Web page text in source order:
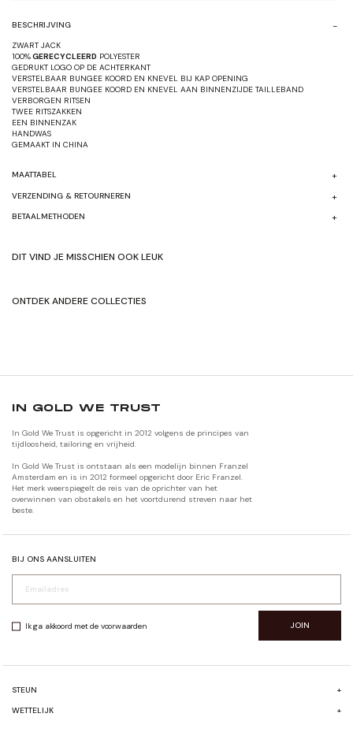
BESCHRIJVING
ZWART JACK
100%GERECYCLEERD POLYESTER
GEDRUKT LOGO OP DE ACHTERKANT
VERSTELBAAR BUNGEE KOORD EN KNEVEL BIJ KAP OPENING
VERSTELBAAR BUNGEE KOORD EN KNEVEL AAN BINNENZIJDE TAILLEBAND
VERBORGEN RITSEN
TWEE RITSZAKKEN
EEN BINNENZAK
HANDWAS
GEMAAKT IN CHINA
MAATTABEL
VERZENDING & RETOURNEREN
BETAALMETHODEN
DIT VIND JE MISSCHIEN OOK LEUK
ONTDEK ANDERE COLLECTIES
IN GOLD WE TRUST
In Gold We Trust is opgericht in 2012 volgens de principes van
tijdloosheid, tailoring en vrijheid.
In Gold We Trust is ontstaan als een modelijn binnen Franzel
Amsterdam en is in 2012 formeel opgericht door Eric Franzel.
Het merk weerspiegelt de reis van de oprichter van het
overwinnen van obstakels en het voortdurend streven naar het
beste.
STEUN
+
FAQ
WETTELIJK
+
BIJ ONS AANSLUITEN
Ik ga akkoord met de voorwaarden JOIN